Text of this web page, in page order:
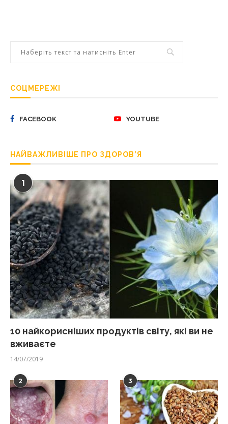
СОЦМЕРЕЖІ
FACEBOOK YOUTUBE
НАЙВАЖЛИВІШЕ ПРО ЗДОРОВ’Я
1
10 найкорисніших продуктів світу, які ви не
вживаєте
14/07/2019
2 3